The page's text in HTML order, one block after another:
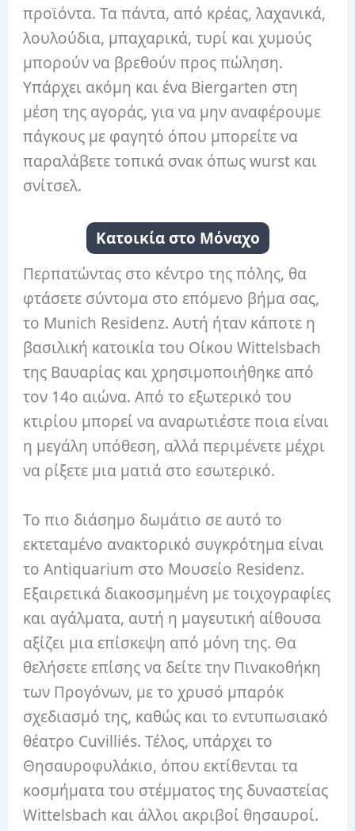
προϊόντα. Τα πάντα, από κρέας, λαχανικά,
λουλούδια, μπαχαρικά, τυρί και χυμούς
μπορούν να βρεθούν προς πώληση.
Υπάρχει ακόμη και ένα Biergarten στη
μέση της αγοράς, για να μην αναφέρουμε
πάγκους με φαγητό όπου μπορείτε να
παραλάβετε τοπικά σνακ όπως wurst και
σνίτσελ.
Κατοικία στο Μόναχο
Περπατώντας στο κέντρο της πόλης, θα
φτάσετε σύντομα στο επόμενο βήμα σας,
το Munich Residenz. Αυτή ήταν κάποτε η
βασιλική κατοικία του Οίκου Wittelsbach
της Βαυαρίας και χρησιμοποιήθηκε από
τον 14ο αιώνα. Από το εξωτερικό του
κτιρίου μπορεί να αναρωτιέστε ποια είναι
η μεγάλη υπόθεση, αλλά περιμένετε μέχρι
να ρίξετε μια ματιά στο εσωτερικό.
Το πιο διάσημο δωμάτιο σε αυτό το
εκτεταμένο ανακτορικό συγκρότημα είναι
το Antiquarium στο Μουσείο Residenz.
Εξαιρετικά διακοσμημένη με τοιχογραφίες
και αγάλματα, αυτή η μαγευτική αίθουσα
αξίζει μια επίσκεψη από μόνη της. Θα
θελήσετε επίσης να δείτε την Πινακοθήκη
των Προγόνων, με το χρυσό μπαρόκ
σχεδιασμό της, καθώς και το εντυπωσιακό
θέατρο Cuvilliés. Τέλος, υπάρχει το
Θησαυροφυλάκιο, όπου εκτίθενται τα
κοσμήματα του στέμματος της δυναστείας
Wittelsbach και άλλοι ακριβοί θησαυροί.